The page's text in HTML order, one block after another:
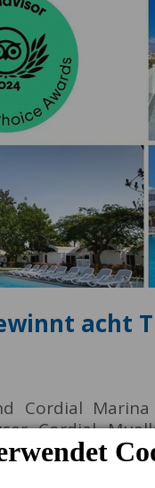
acht
Cordial
Cordial
Santa
wurden mit dem